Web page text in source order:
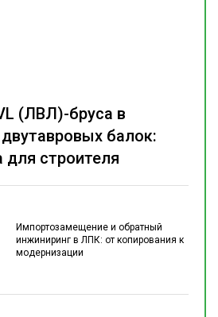
Импортозамещение и обратный
инжиниринг в ЛПК: от копирования к
модернизации
(ЛВЛ)-бруса в
балок:
строителя